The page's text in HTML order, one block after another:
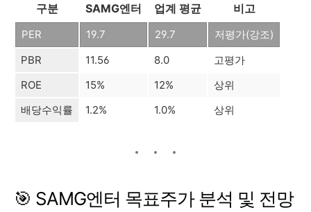
구분 SAMG엔터 업계 평균 비고
PER 19.7 29.7
저평가(강조)
PBR
11.56 8.0
고평가
ROE
15% 12%
상위
배당수익률
1.2% 1.0% 상위
🎯 SAMG엔터 목표주가 분석 및 전망